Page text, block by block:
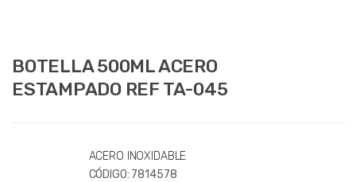
BOTELLA 500ML ACERO
ESTAMPADO REF TA-045
ACERO INOXIDABLE
CÓDIGO: 7814578